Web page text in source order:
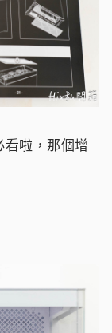
啦，那個增